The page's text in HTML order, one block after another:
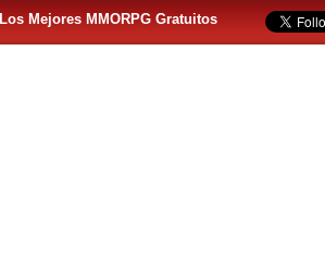
Los Mejores MMORPG Gratuitos